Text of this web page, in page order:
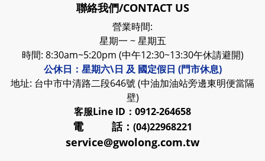
聯絡我們/CONTACT US
營業時間:
星期一 ~ 星期五
時間: 8:30am~5:20pm (中午12:30~13:30午休請避開)
公休日：星期六\日 及 國定假日 (門市休息)
地址: 台中市中清路二段646號 (中油加油站旁邊東明便當隔
壁)
客服Line ID：0912-264658
電 話： (04)22968221
service@gwolong.com.tw